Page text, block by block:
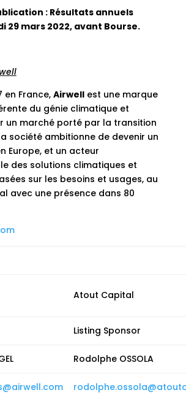
: Résultats annuels
29 mars 2022, avant Bourse.
en France, Airwellest une marque
du génie climatique et
un marché porté par la transition
société ambitionne de devenir un
Europe, et un acteur
des solutions climatiques et
sur les besoins et usages, au
avec une présence dans 80
Atout Capital
Listing Sponsor
Rodolphe OSSOLA